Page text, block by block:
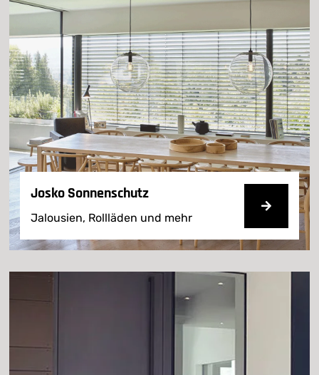
Josko Sonnenschutz
Jalousien, Rollläden und mehr